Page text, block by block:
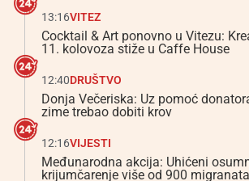
13:16VITEZ
Cocktail & Art ponovno u Vitezu:
11. kolovoza stiže u Caffe House
12:40DRUŠTVO
Donja Večeriska: Uz pomoć
zime trebao dobiti krov
12:16VIJESTI
Međunarodna akcija: Uhićeni
krijumčarenje više od 900